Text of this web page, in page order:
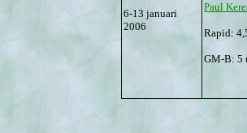
6-13 januari
2006
Paul
Rapid:
GM-B: 5